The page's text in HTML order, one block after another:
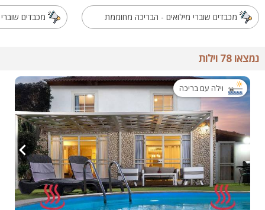
מכבדים שוברי מילואים - הבריכה מחוממת מכבדים
נמצאו 78 וילות
וילה עם בריכה